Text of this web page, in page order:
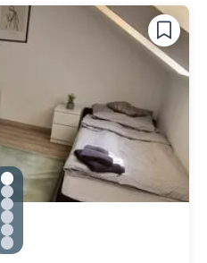
gallery.slide_selector
Zu Slide 1 wechseln
Zu Slide 2 wechseln
Zu Slide 3 wechseln
Zu Slide 4 wechseln
Zu Slide 5 wechseln
Zu Slide 6 wechseln